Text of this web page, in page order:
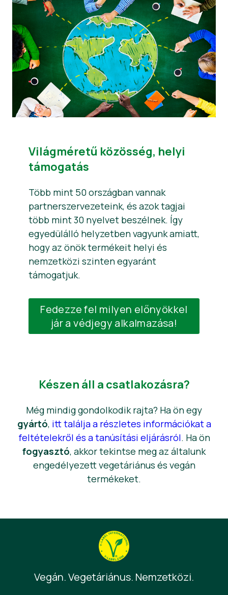
Világméretű közösség, helyi
támogatás
Több mint 50 országban vannak
partnerszervezeteink, és azok tagjai
több mint 30 nyelvet beszélnek. Így
egyedülálló helyzetben vagyunk amiatt,
hogy az önök termékeit helyi és
nemzetközi szinten egyaránt
támogatjuk.
Fedezze fel milyen előnyökkel
jár a védjegy alkalmazása!
Készen áll a csatlakozásra?
Még mindig gondolkodik rajta? Ha ön egy
gyártó, itt találja a részletes információkat a
feltételekről és a tanúsítási eljárásról. Ha ön
fogyasztó, akkor tekintse meg az általunk
engedélyezett vegetáriánus és vegán
termékeket.
Vegán. Vegetáriánus. Nemzetközi.